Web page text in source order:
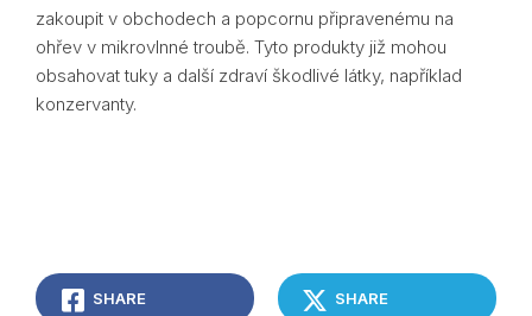
zakoupit v obchodech a popcornu připravenému na
ohřev v mikrovlnné troubě. Tyto produkty již mohou
obsahovat tuky a další zdraví škodlivé látky, například
konzervanty.
SHARE SHARE